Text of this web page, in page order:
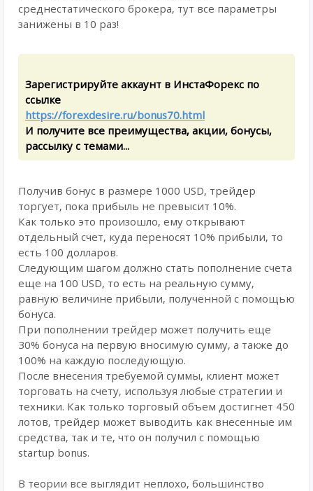
среднестатического брокера, тут все параметры
занижены в 10 раз!
Зарегистрируйте аккаунт в ИнстаФорекс по
ссылке
https://forexdesire.ru/bonus70.html
И получите все преимущества, акции, бонусы,
рассылку с темами...
Получив бонус в размере 1000 USD, трейдер
торгует, пока прибыль не превысит 10%.
Как только это произошло, ему открывают
отдельный счет, куда переносят 10% прибыли, то
есть 100 долларов.
Следующим шагом должно стать пополнение счета
еще на 100 USD, то есть на реальную сумму,
равную величине прибыли, полученной с помощью
бонуса.
При пополнении трейдер может получить еще
30% бонуса на первую вносимую сумму, а также до
100% на каждую последующую.
После внесения требуемой суммы, клиент может
торговать на счету, используя любые стратегии и
техники. Как только торговый объем достигнет 450
лотов, трейдер может выводить как внесенные им
средства, так и те, что он получил с помощью
startup bonus.
В теории все выглядит неплохо, большинство